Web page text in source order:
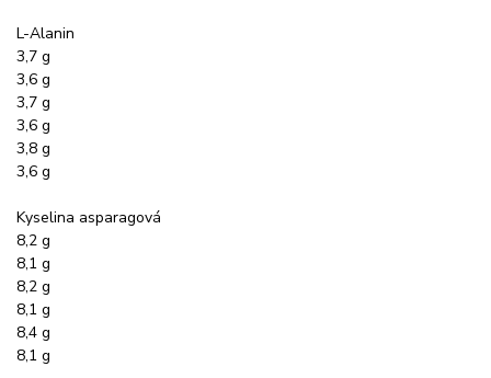
L-Alanin
3,7 g
3,6 g
3,7 g
3,6 g
3,8 g
3,6 g
Kyselina asparagová
8,2 g
8,1 g
8,2 g
8,1 g
8,4 g
8,1 g